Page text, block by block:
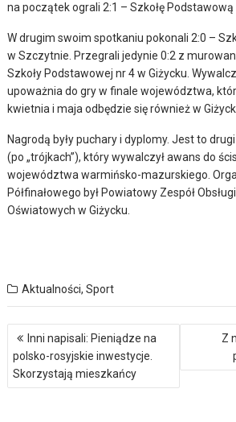
na początek ograli 2:1 – Szkołę Podstawową
W drugim swoim spotkaniu pokonali 2:0 –
w Szczytnie. Przegrali jedynie 0:2 z
Szkoły Podstawowej nr 4 w Giżycku.
upoważnia do gry w finale województwa,
kwietnia i maja odbędzie się również w
Nagrodą były puchary i dyplomy. Jest to drugi
(po „trójkach”), który wywalczył awans do
województwa warmińsko-mazurskiego.
Półfinałowego był Powiatowy Zespół
Oświatowych w Giżycku.
Aktualności,Sport
Nawigacja
wpisu
Inni napisali: Pieniądze na
polsko-rosyjskie inwestycje.
Skorzystają mieszkańcy
Z